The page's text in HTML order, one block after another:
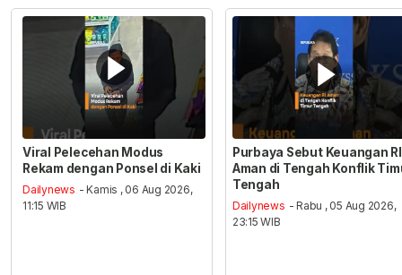
Viral Pelecehan Modus
Rekam dengan Ponsel di Kaki
Dailynews - Kamis , 06 Aug 2026,
11:15 WIB
Purbaya Sebut Keuangan RI
Aman di Tengah Konflik
Tengah
Dailynews - Rabu , 05 Aug 2026,
23:15 WIB